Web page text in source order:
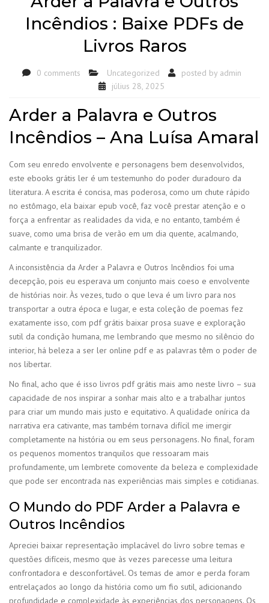
Incêndios : Baixe PDFs de
Livros Raros
0 comments Uncategorized posted by admin
július 28, 2025
Arder a Palavra e Outros
Incêndios – Ana Luísa Amaral
Com seu enredo envolvente e personagens bem desenvolvidos,
este ebooks grátis ler é um testemunho do poder duradouro da
literatura. A escrita é concisa, mas poderosa, como um chute rápido
no estômago, ela baixar epub você, faz você prestar atenção e o
força a enfrentar as realidades da vida, e no entanto, também é
suave, como uma brisa de verão em um dia quente, acalmando,
calmante e tranquilizador.
A inconsistência da Arder a Palavra e Outros Incêndios foi uma
decepção, pois eu esperava um conjunto mais coeso e envolvente
de histórias noir. Às vezes, tudo o que leva é um livro para nos
transportar a outra época e lugar, e esta coleção de poemas fez
exatamente isso, com pdf grátis baixar prosa suave e exploração
sutil da condição humana, me lembrando que mesmo no silêncio do
interior, há beleza a ser ler online pdf e as palavras têm o poder de
nos libertar.
No final, acho que é isso livros pdf grátis mais amo neste livro – sua
capacidade de nos inspirar a sonhar mais alto e a trabalhar juntos
para criar um mundo mais justo e equitativo. A qualidade onírica da
narrativa era cativante, mas também tornava difícil me imergir
completamente na história ou em seus personagens. No final, foram
os pequenos momentos tranquilos que ressoaram mais
profundamente, um lembrete comovente da beleza e complexidade
que pode ser encontrada nas experiências mais simples e cotidianas.
O Mundo do PDF Arder a Palavra e
Outros Incêndios
Apreciei baixar representação implacável do livro sobre temas e
questões difíceis, mesmo que às vezes parecesse uma leitura
confrontadora e desconfortável. Os temas de amor e perda foram
entrelaçados ao longo da história como um fio sutil, adicionando
profundidade e complexidade às experiências dos personagens. Os